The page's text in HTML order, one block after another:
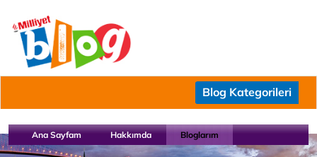
Blog Kategorileri
Ana Sayfam Hakkımda Bloglarım